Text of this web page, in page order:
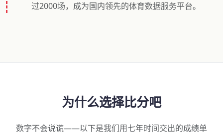
过2000场，成为国内领先的体育数据服务平台。
为什么选择比分吧
数字不会说谎——以下是我们用七年时间交出的成绩单